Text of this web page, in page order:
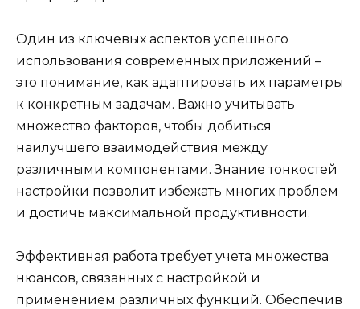
Один из ключевых аспектов успешного
использования современных приложений –
это понимание, как адаптировать их параметры
к конкретным задачам. Важно учитывать
множество факторов, чтобы добиться
наилучшего взаимодействия между
различными компонентами. Знание тонкостей
настройки позволит избежать многих проблем
и достичь максимальной продуктивности.
Эффективная работа требует учета множества
нюансов, связанных с настройкой и
применением различных функций. Обеспечив